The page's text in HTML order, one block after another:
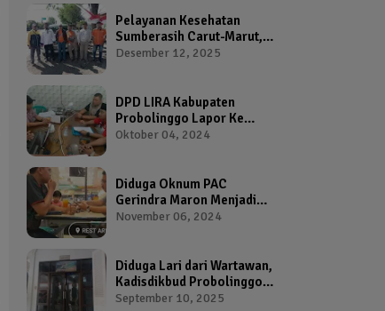
Pelayanan Kesehatan
Sumberasih Carut-Marut,
Kepala Puskesmas dan
Desember 12, 2025
DPD LIRA Kabupaten
Probolinggo Lapor Ke
Bawaslu Terkait Dugaan
Bupati Probolinggo
Oktober 04, 2024
Diduga Oknum PAC
Gerindra Maron Menjadi
Broker Proposal Dana
November 06, 2024
Diduga Lari dari Wartawan,
Kadisdikbud Probolinggo
Bikin Geram Ketua IWP
September 10, 2025